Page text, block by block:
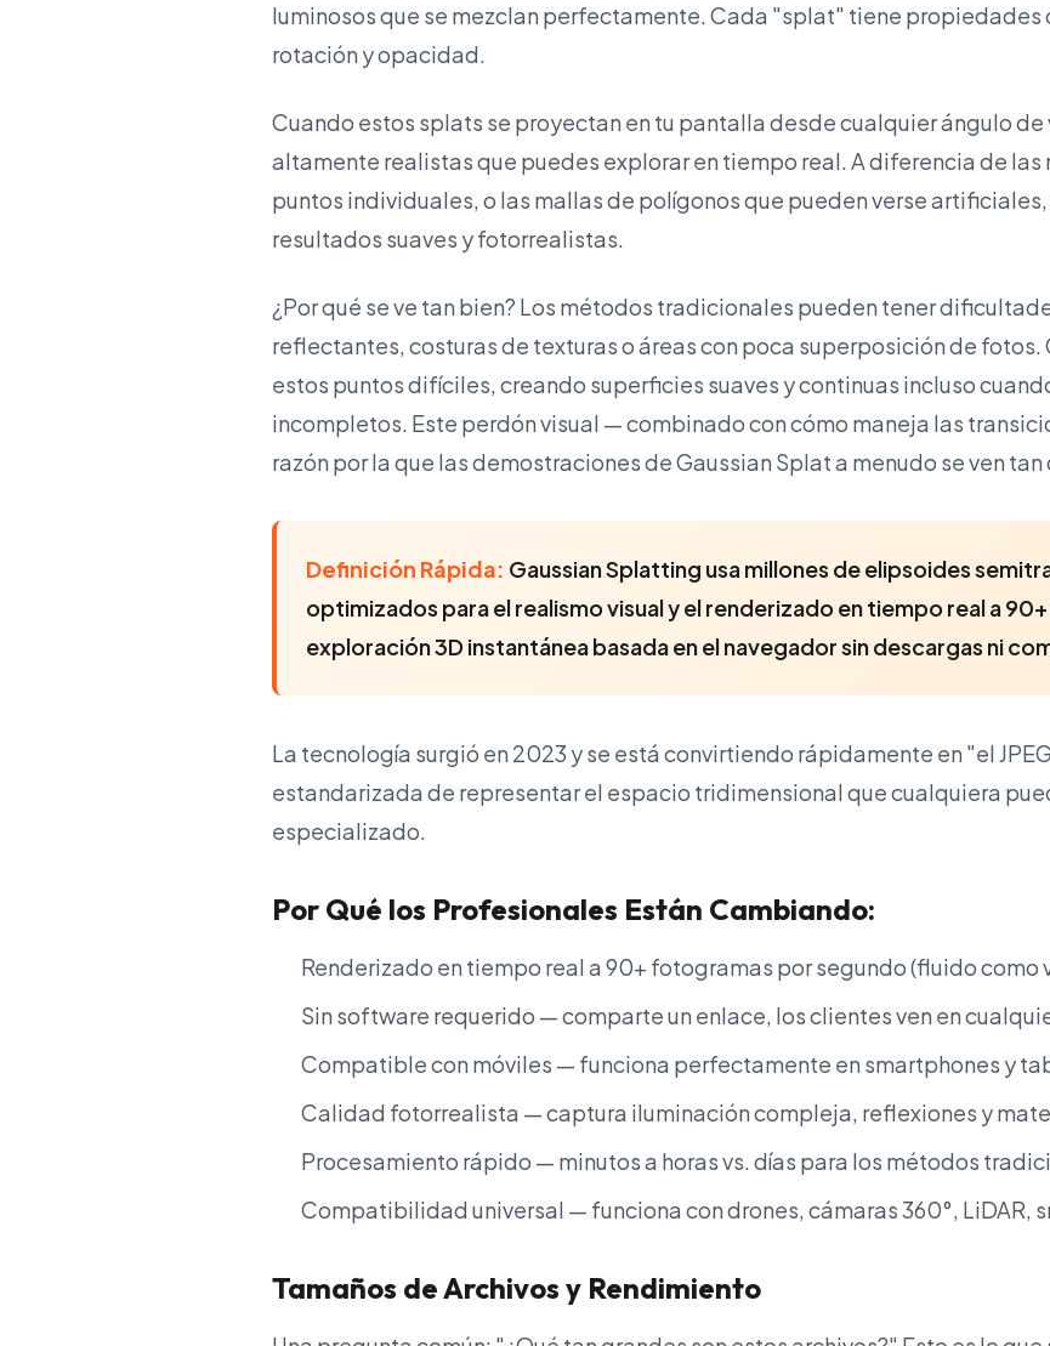
luminosos que se mezclan perfectamente. Cada "splat" tiene propiedades
rotación y opacidad.
Cuando estos splats se proyectan en tu pantalla desde cualquier ángulo
altamente realistas que puedes explorar en tiempo real. A diferencia de las
puntos individuales, o las mallas de polígonos que pueden verse
resultados suaves y fotorrealistas.
¿Por qué se ve tan bien? Los métodos tradicionales pueden tener
reflectantes, costuras de texturas o áreas con poca superposición de
estos puntos difíciles, creando superficies suaves y continuas incluso
incompletos. Este perdón visual — combinado con cómo maneja las
razón por la que las demostraciones de Gaussian Splat a menudo se ven
Definición Rápida: Gaussian Splatting usa millones de elipsoides
optimizados para el realismo visual y el renderizado en tiempo real a
exploración 3D instantánea basada en el navegador sin descargas ni
La tecnología surgió en 2023 y se está convirtiendo rápidamente en "el
estandarizada de representar el espacio tridimensional que cualquiera
especializado.
Por Qué los Profesionales Están Cambiando:
Renderizado en tiempo real a 90+ fotogramas por segundo (fluido como
Sin software requerido — comparte un enlace, los clientes ven en
Compatible con móviles — funciona perfectamente en smartphones y
Calidad fotorrealista — captura iluminación compleja, reflexiones y
Procesamiento rápido — minutos a horas vs. días para los métodos
Compatibilidad universal — funciona con drones, cámaras 360°, LiDAR,
Tamaños de Archivos y Rendimiento